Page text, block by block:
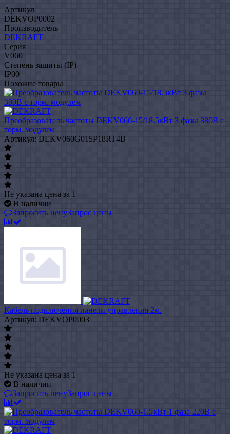
Артикул
DEKVOP0002
Производитель
DEKRAFT
Серия
V060
Степень защиты (IP)
IP00
Похожие товары
Преобразователь частоты DEKV060-15/18.5кВт 3 фазы 380В с
торм. модулем
Артикул: DEKV060G015P18RT4B
Не указана цена за 1
В наличии
Запросить ценуЗапрос цены
Кабель подключения панели управления 2м.
Артикул: DEKVOP0003
Не указана цена за 1
В наличии
Запросить ценуЗапрос цены